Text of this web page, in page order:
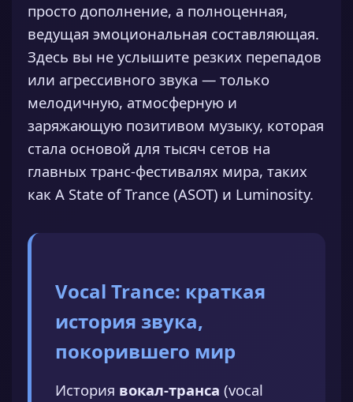
просто дополнение, а полноценная,
ведущая эмоциональная составляющая.
Здесь вы не услышите резких перепадов
или агрессивного звука — только
мелодичную, атмосферную и
заряжающую позитивом музыку, которая
стала основой для тысяч сетов на
главных транс-фестивалях мира, таких
как A State of Trance (ASOT) и Luminosity.
Vocal Trance: краткая
история звука,
покорившего мир
История вокал-транса (vocal